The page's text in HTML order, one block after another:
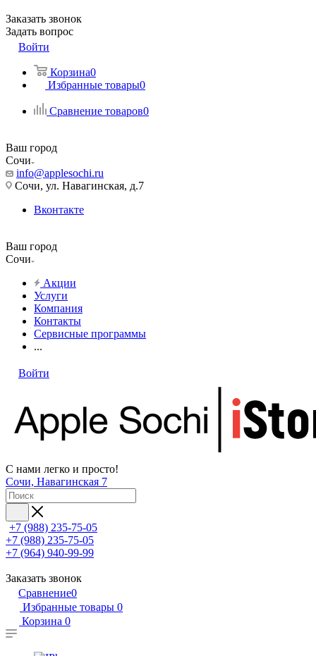
Заказать звонок
Задать вопрос
Войти
Корзина0
Избранные товары0
Сравнение товаров0
Ваш город
Сочи
info@applesochi.ru
Сочи, ул. Навагинская, д.7
Вконтакте
Ваш город
Сочи
Акции
Услуги
Компания
Контакты
Сервисные программы
...
Войти
С нами легко и просто!
Сочи, Навагинская 7
+7 (988) 235-75-05
+7 (988) 235-75-05
+7 (964) 940-99-99
Заказать звонок
Сравнение0
Избранные товары 0
Корзина 0